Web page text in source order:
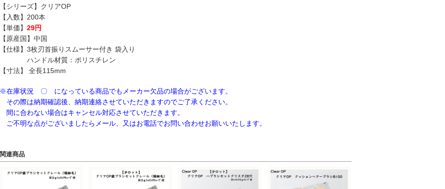
【シリーズ】クリアOP
【入数】200本
【単価】 29円
【原産国】中国
【仕様】3枚刃首振りスムーサー付き 袋入り
ハンドル材質：ポリスチレン
【寸法】 全長115mm
※在庫状況 〇 になっている商品でもメーカー欠品の場合がございます。
その際は納期確認後、納期連絡させていただきますのでご了承ください。
間に合わない場合はキャンセル対応させていただきます。
ご不明な点がございましたらメール、又はお電話でお問い合わせお願いいたします。
関連商品